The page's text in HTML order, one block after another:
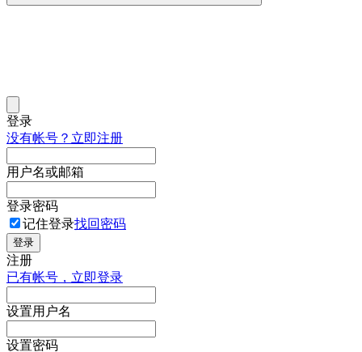
登录
没有帐号？立即注册
用户名或邮箱
登录密码
记住登录找回密码
登录
注册
已有帐号，立即登录
设置用户名
设置密码